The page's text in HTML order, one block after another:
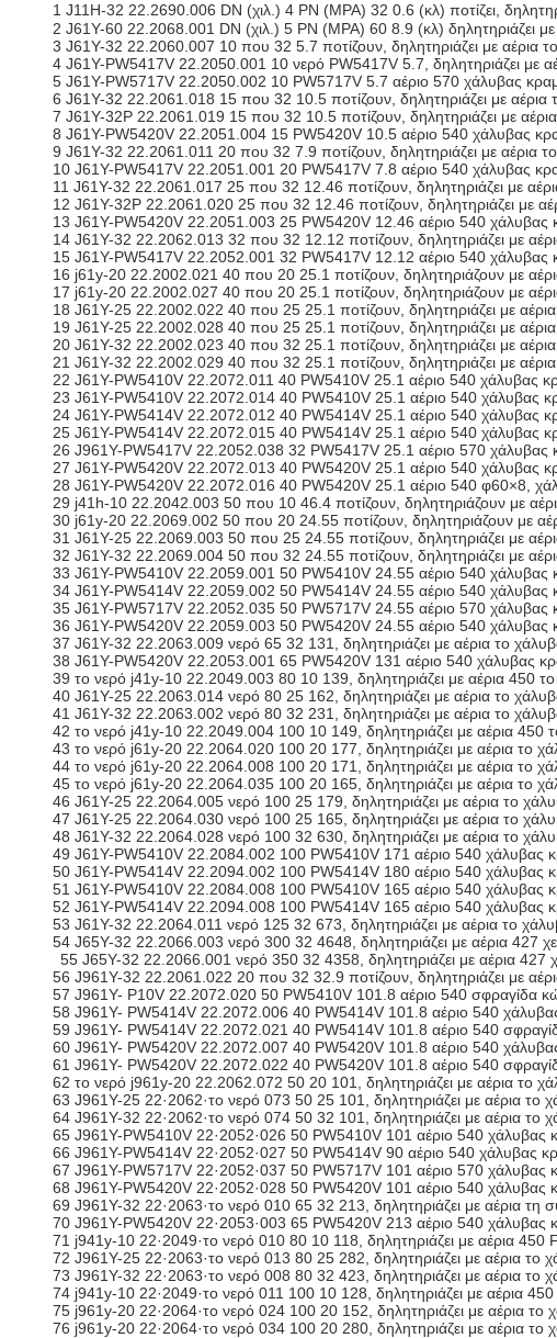
1 J11H-32 22.2690.006 DN (χιλ.) 4 PN (MPA) 32 0.6 (κλ) ποτίζει,
2 J61Y-60 22.2068.001 DN (χιλ.) 5 PN (MPA) 60 8.9 (κλ) δηλητηριάζει
3 J61Y-32 22.2060.007 10 που 32 5.7 ποτίζουν, δηλητηριάζει με
4 J61Y-PW5417V 22.2050.001 10 νερό PW5417V 5.7, δηλητηριάζει με
5 J61Y-PW5717V 22.2050.002 10 PW5717V 5.7 αέριο 570 χάλυβας
6 J61Y-32 22.2061.018 15 που 32 10.5 ποτίζουν, δηλητηριάζει με
7 J61Y-32P 22.2061.019 15 που 32 10.5 ποτίζουν, δηλητηριάζει με
8 J61Y-PW5420V 22.2051.004 15 PW5420V 10.5 αέριο 540 χάλυβας
9 J61Y-32 22.2061.011 20 που 32 7.9 ποτίζουν, δηλητηριάζει με
10 J61Y-PW5417V 22.2051.001 20 PW5417V 7.8 αέριο 540 χάλυβας
11 J61Y-32 22.2061.017 25 που 32 12.46 ποτίζουν, δηλητηριάζει με
12 J61Y-32P 22.2061.020 25 που 32 12.46 ποτίζουν, δηλητηριάζει με
13 J61Y-PW5420V 22.2051.003 25 PW5420V 12.46 αέριο 540
14 J61Y-32 22.2062.013 32 που 32 12.12 ποτίζουν, δηλητηριάζει με
15 J61Y-PW5417V 22.2052.001 32 PW5417V 12.12 αέριο 540
16 j61y-20 22.2002.021 40 που 20 25.1 ποτίζουν, δηλητηριάζουν με
17 j61y-20 22.2002.027 40 που 20 25.1 ποτίζουν, δηλητηριάζουν με
18 J61Y-25 22.2002.022 40 που 25 25.1 ποτίζουν, δηλητηριάζει με
19 J61Y-25 22.2002.028 40 που 25 25.1 ποτίζουν, δηλητηριάζει με
20 J61Y-32 22.2002.023 40 που 32 25.1 ποτίζουν, δηλητηριάζει με
21 J61Y-32 22.2002.029 40 που 32 25.1 ποτίζουν, δηλητηριάζει με
22 J61Y-PW5410V 22.2072.011 40 PW5410V 25.1 αέριο 540 χάλυβας
23 J61Y-PW5410V 22.2072.014 40 PW5410V 25.1 αέριο 540 χάλυβας
24 J61Y-PW5414V 22.2072.012 40 PW5414V 25.1 αέριο 540 χάλυβας
25 J61Y-PW5414V 22.2072.015 40 PW5414V 25.1 αέριο 540 χάλυβας
26 J961Y-PW5417V 22.2052.038 32 PW5417V 25.1 αέριο 570
27 J61Y-PW5420V 22.2072.013 40 PW5420V 25.1 αέριο 540 χάλυβας
28 J61Y-PW5420V 22.2072.016 40 PW5420V 25.1 αέριο 540 φ60×8,
29 j41h-10 22.2042.003 50 που 10 46.4 ποτίζουν, δηλητηριάζουν με
30 j61y-20 22.2069.002 50 που 20 24.55 ποτίζουν, δηλητηριάζουν με
31 J61Y-25 22.2069.003 50 που 25 24.55 ποτίζουν, δηλητηριάζει με
32 J61Y-32 22.2069.004 50 που 32 24.55 ποτίζουν, δηλητηριάζει με
33 J61Y-PW5410V 22.2059.001 50 PW5410V 24.55 αέριο 540
34 J61Y-PW5414V 22.2059.002 50 PW5414V 24.55 αέριο 540
35 J61Y-PW5717V 22.2052.035 50 PW5717V 24.55 αέριο 570
36 J61Y-PW5420V 22.2059.003 50 PW5420V 24.55 αέριο 540
37 J61Y-32 22.2063.009 νερό 65 32 131, δηλητηριάζει με αέρια το
38 J61Y-PW5420V 22.2053.001 65 PW5420V 131 αέριο 540 χάλυβας
39 το νερό j41y-10 22.2049.003 80 10 139, δηλητηριάζει με αέρια 450
40 J61Y-25 22.2063.014 νερό 80 25 162, δηλητηριάζει με αέρια το
41 J61Y-32 22.2063.002 νερό 80 32 231, δηλητηριάζει με αέρια το
42 το νερό j41y-10 22.2049.004 100 10 149, δηλητηριάζει με αέρια 450
43 το νερό j61y-20 22.2064.020 100 20 177, δηλητηριάζει με αέρια το
44 το νερό j61y-20 22.2064.008 100 20 171, δηλητηριάζει με αέρια το
45 το νερό j61y-20 22.2064.035 100 20 165, δηλητηριάζει με αέρια το
46 J61Y-25 22.2064.005 νερό 100 25 179, δηλητηριάζει με αέρια το
47 J61Y-25 22.2064.030 νερό 100 25 165, δηλητηριάζει με αέρια το
48 J61Y-32 22.2064.028 νερό 100 32 630, δηλητηριάζει με αέρια το
49 J61Y-PW5410V 22.2084.002 100 PW5410V 171 αέριο 540 χάλυβας
50 J61Y-PW5414V 22.2094.002 100 PW5414V 180 αέριο 540 χάλυβας
51 J61Y-PW5410V 22.2084.008 100 PW5410V 165 αέριο 540 χάλυβας
52 J61Y-PW5414V 22.2094.008 100 PW5414V 165 αέριο 540 χάλυβας
53 J61Y-32 22.2064.011 νερό 125 32 673, δηλητηριάζει με αέρια το
54 J65Y-32 22.2066.003 νερό 300 32 4648, δηλητηριάζει με αέρια 427
55 J65Y-32 22.2066.001 νερό 350 32 4358, δηλητηριάζει με αέρια 427
56 J961Y-32 22.2061.022 20 που 32 32.9 ποτίζουν, δηλητηριάζει με
57 J961Y- P10V 22.2072.020 50 PW5410V 101.8 αέριο 540 σφραγίδα
58 J961Y- PW5414V 22.2072.006 40 PW5414V 101.8 αέριο 540
59 J961Y- PW5414V 22.2072.021 40 PW5414V 101.8 αέριο 540
60 J961Y- PW5420V 22.2072.007 40 PW5420V 101.8 αέριο 540
61 J961Y- PW5420V 22.2072.022 40 PW5420V 101.8 αέριο 540
62 το νερό j961y-20 22.2062.072 50 20 101, δηλητηριάζει με αέρια το
63 J961Y-25 22·2062·το νερό 073 50 25 101, δηλητηριάζει με αέρια
64 J961Y-32 22·2062·το νερό 074 50 32 101, δηλητηριάζει με αέρια
65 J961Y-PW5410V 22·2052·026 50 PW5410V 101 αέριο 540 χάλυβας
66 J961Y-PW5414V 22·2052·027 50 PW5414V 90 αέριο 540 χάλυβας
67 J961Y-PW5717V 22·2052·037 50 PW5717V 101 αέριο 570 χάλυβας
68 J961Y-PW5420V 22·2052·028 50 PW5420V 101 αέριο 540 χάλυβας
69 J961Y-32 22·2063·το νερό 010 65 32 213, δηλητηριάζει με αέρια
70 J961Y-PW5420V 22·2053·003 65 PW5420V 213 αέριο 540 χάλυβας
71 j941y-10 22·2049·το νερό 010 80 10 118, δηλητηριάζει με αέρια
72 J961Y-25 22·2063·το νερό 013 80 25 282, δηλητηριάζει με αέρια
73 J961Y-32 22·2063·το νερό 008 80 32 423, δηλητηριάζει με αέρια
74 j941y-10 22·2049·το νερό 011 100 10 128, δηλητηριάζει με αέρια
75 j961y-20 22·2064·το νερό 024 100 20 152, δηλητηριάζει με αέρια
76 j961y-20 22·2064·το νερό 034 100 20 280, δηλητηριάζει με αέρια